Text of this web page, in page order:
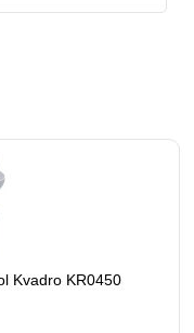
Kvadro KR0450